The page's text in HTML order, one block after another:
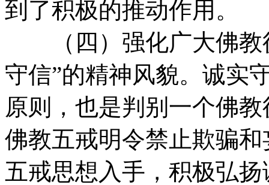
到了积极的推动作用。
（四）强化广大佛教
守信”的精神风貌。诚实
原则，也是判别一个佛
佛教五戒明令禁止欺骗
五戒思想入手，积极弘